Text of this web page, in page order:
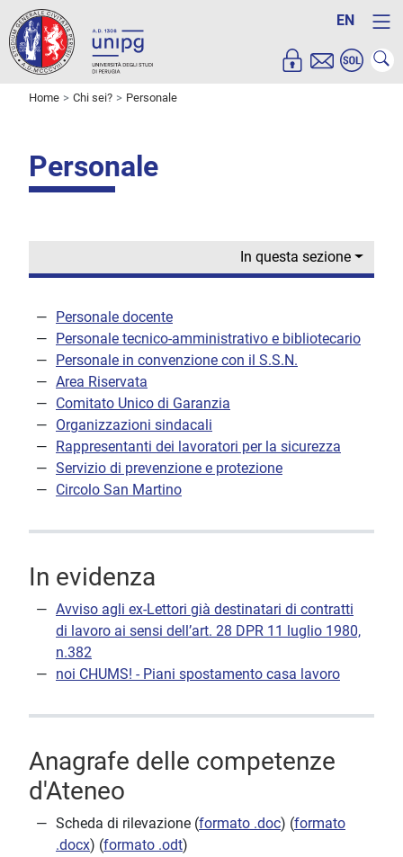
EN
Home Chi sei? Personale
Personale
In questa sezione
Personale docente
Personale tecnico-amministrativo e bibliotecario
Personale in convenzione con il S.S.N.
Area Riservata
Comitato Unico di Garanzia
Organizzazioni sindacali
Rappresentanti dei lavoratori per la sicurezza
Servizio di prevenzione e protezione
Circolo San Martino
In evidenza
Avviso agli ex-Lettori già destinatari di contratti
di lavoro ai sensi dell’art. 28 DPR 11 luglio 1980,
n.382
noi CHUMS! - Piani spostamento casa lavoro
Anagrafe delle competenze
d'Ateneo
Scheda di rilevazione (formato .doc) (formato
.docx) (formato .odt)